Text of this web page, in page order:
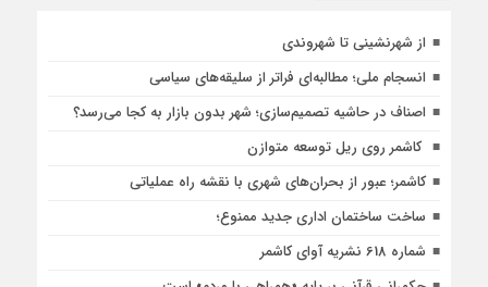
از شهرنشینی تا شهروندی
انسجام ملی؛ مطالبه‌ای فراتر از سلیقه‌های سیاسی
اصناف در حاشیه تصمیم‌سازی؛ شهر بدون بازار به کجا می‌رسد؟
کاشمر روی ریل توسعه متوازن
کاشمر؛ عبور از بحران‌های شهری با نقشه راه عملیاتی
ساخت ساختمان اداری جدید ممنوع؛
شماره 618 نشریه آوای کاشمر